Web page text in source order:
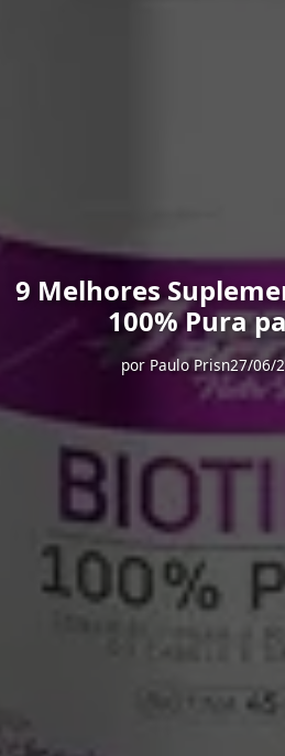
9 Melhores
100% Pura
por Paulo Prisn27/06/